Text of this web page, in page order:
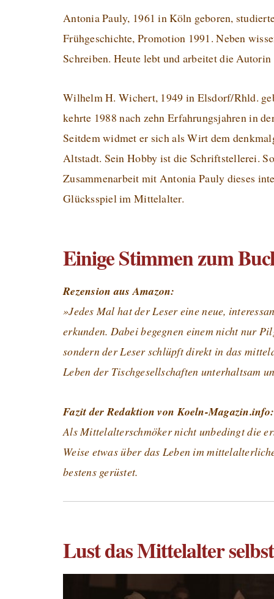
Antonia Pauly, 1961 in Köln geboren,
Frühgeschichte, Promotion 1991. Neben
Schreiben. Heute lebt und arbeitet die
Wilhelm H. Wichert, 1949 in Elsdorf/Rhld.
kehrte 1988 nach zehn Erfahrungsjahren in
Seitdem widmet er sich als Wirt dem
Altstadt. Sein Hobby ist die Schriftstellerei.
Zusammenarbeit mit Antonia Pauly dieses
Glücksspiel im Mittelalter.
Einige Stimmen zum
Rezension aus Amazon:
»Jedes Mal hat der Leser eine neue,
erkunden. Dabei begegnen einem nicht nur
sondern der Leser schlüpft direkt in das
Leben der Tischgesellschaften unterhaltsam
Fazit der Redaktion von Koeln-
Als Mittelalterschmöker nicht unbedingt die
Weise etwas über das Leben im
bestens gerüstet.
Lust das Mittelalter